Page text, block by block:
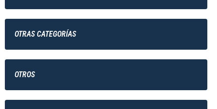
OTRAS CATEGORÍAS
OTROS